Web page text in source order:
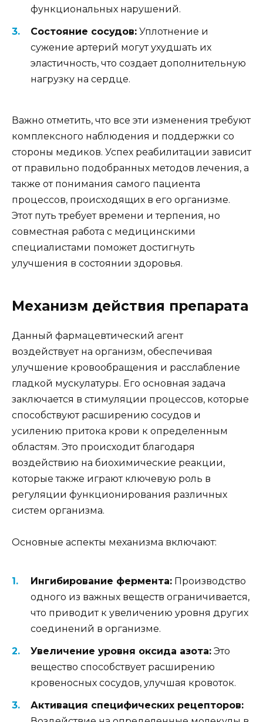
функциональных нарушений.
Состояние сосудов: Уплотнение и
сужение артерий могут ухудшать их
эластичность, что создает дополнительную
нагрузку на сердце.
Важно отметить, что все эти изменения требуют
комплексного наблюдения и поддержки со
стороны медиков. Успех реабилитации зависит
от правильно подобранных методов лечения, а
также от понимания самого пациента
процессов, происходящих в его организме.
Этот путь требует времени и терпения, но
совместная работа с медицинскими
специалистами поможет достигнуть
улучшения в состоянии здоровья.
Механизм действия препарата
Данный фармацевтический агент
воздействует на организм, обеспечивая
улучшение кровообращения и расслабление
гладкой мускулатуры. Его основная задача
заключается в стимуляции процессов, которые
способствуют расширению сосудов и
усилению притока крови к определенным
областям. Это происходит благодаря
воздействию на биохимические реакции,
которые также играют ключевую роль в
регуляции функционирования различных
систем организма.
Основные аспекты механизма включают:
Ингибирование фермента: Производство
одного из важных веществ ограничивается,
что приводит к увеличению уровня других
соединений в организме.
Увеличение уровня оксида азота: Это
вещество способствует расширению
кровеносных сосудов, улучшая кровоток.
Активация специфических рецепторов: